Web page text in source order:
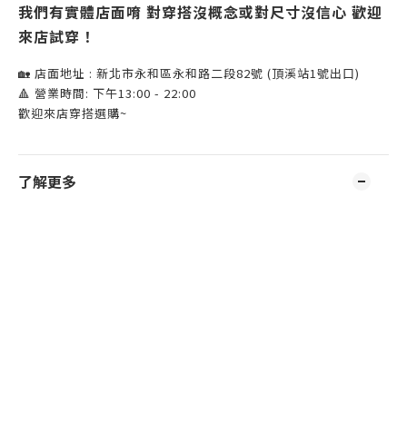
我們有實體店面唷 對穿搭沒概念或對尺寸沒信心 歡迎
來店試穿！
🏡 店面地址 : 新北市永和區永和路二段82號 (頂溪站1號出口)
🔺 營業時間: 下午13:00 - 22:00
歡迎來店穿搭選購~
了解更多